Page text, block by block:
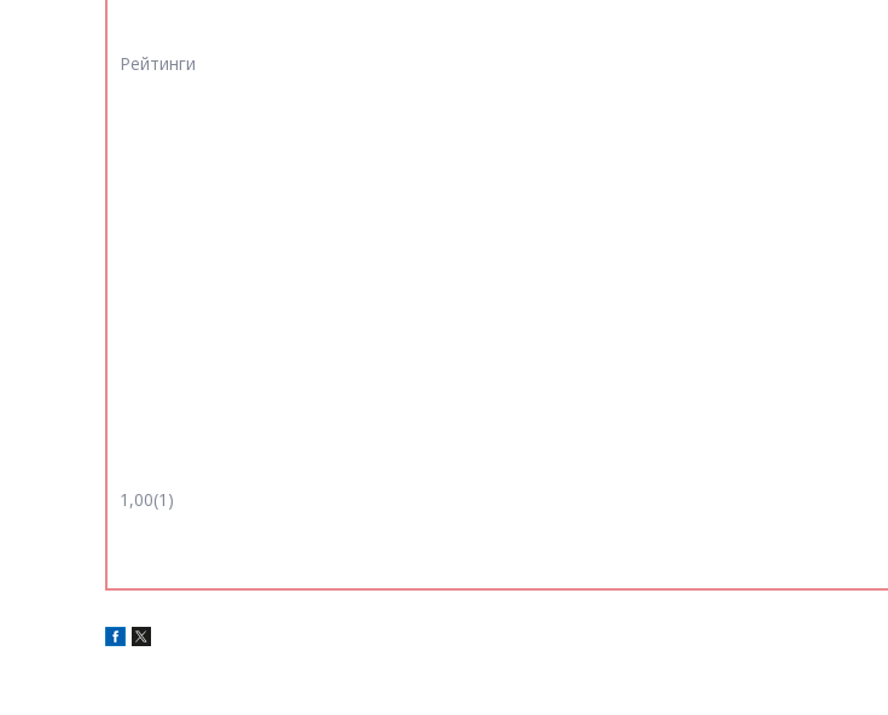
Рейтинги
1,00(1)